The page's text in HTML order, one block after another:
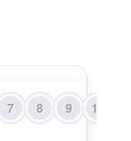
7 8 9 10